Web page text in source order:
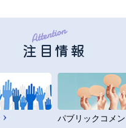
注目情報
パブリックコメ